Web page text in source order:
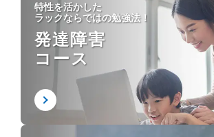
特性を活かした
ラックならではの勉強法！
発達障害
コース